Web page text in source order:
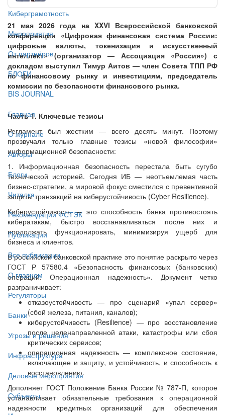
Киберграмотность
Мероприятия
От партнёров
БЛОГИ
BIS JOURNAL
Главная
О журнале
Авторы
Блоги
Читалка
Рекомендации ФСТЭК
Публикации
Все публикации
О главном
Регуляторы
Банки
Угрозы и решения
Инфраструктура
Деловые мероприятия
Субъекты
21 мая 2026 года на XXVI Всероссийской банковской
конференции «Цифровая финансовая система России:
цифровые валюты, токенизация и искусственный
интеллект» (организатор — Ассоциация «Россия») с
докладом выступил Тимур Аитов — член Совета ТПП РФ
по финансовому рынку и инвестициям, председатель
комиссии по безопасности финансового рынка.
Часть 1. Ключевые тезисы
Регламент был жестким — всего десять минут. Поэтому
прозвучали только главные тезисы «новой философии»
информационной безопасности:
1. Информационная безопасность перестала быть сугубо
технической историей. Сегодня ИБ — неотъемлемая часть
бизнес-стратегии, а мировой фокус сместился с превентивной
защиты транзакций на киберустойчивость (Cyber Resilience).
Киберустойчивость — это способность банка противостоять
кибератакам, быстро восстанавливаться после них и
продолжать функционировать, минимизируя ущерб для
бизнеса и клиентов.
В российской банковской практике это понятие раскрыто через
ГОСТ Р 57580.4 «Безопасность финансовых (банковских)
операций. Операционная надежность». Документ четко
разграничивает:
отказоустойчивость — про сценарий «упал сервер»
(сбой железа, питания, каналов);
киберустойчивость (Resilience) — про восстановление
после целенаправленной атаки, катастрофы или сбоя
критических сервисов;
операционная надежность — комплексное состояние,
включающее и защиту, и устойчивость, и способность к
восстановлению.
Дополняет ГОСТ Положение Банка России № 787-П, которое
устанавливает обязательные требования к операционной
надежности кредитных организаций для обеспечения